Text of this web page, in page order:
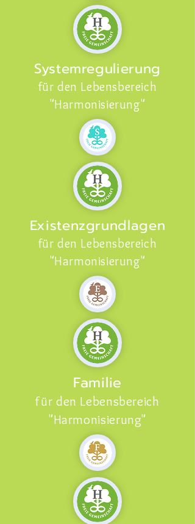
Systemregulierung
für den Lebensbereich
"Harmonisierung"
Existenzgrundlagen
für den Lebensbereich
"Harmonisierung"
Familie
für den Lebensbereich
"Harmonisierung"